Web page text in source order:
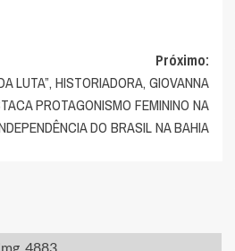
Próximo:
LUTA”, HISTORIADORA, GIOVANNA
PROTAGONISMO FEMININO NA
DO BRASIL NA BAHIA